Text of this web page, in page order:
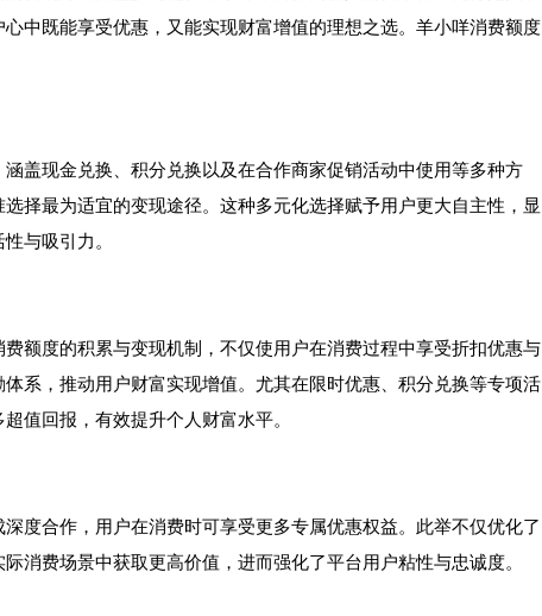
中既能享受优惠，又能实现财富增值的理想之选。羊小咩消费额度
盖现金兑换、积分兑换以及在合作商家促销活动中使用等多种方
择最为适宜的变现途径。这种多元化选择赋予用户更大自主性，显
与吸引力。
额度的积累与变现机制，不仅使用户在消费过程中享受折扣优惠与
系，推动用户财富实现增值。尤其在限时优惠、积分兑换等专项活
值回报，有效提升个人财富水平。
度合作，用户在消费时可享受更多专属优惠权益。此举不仅优化了
消费场景中获取更高价值，进而强化了平台用户粘性与忠诚度。